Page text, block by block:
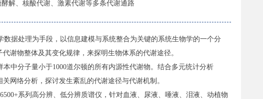
解、核酸代谢、激素代谢等多条代谢通路
据处理为手段，以信息建模与系统整合为关键的系统生物学的一个分
谢物整体及其变化规律，来探明生物体系的代谢途径。
中分子量小于1000道尔顿的所有内源性代谢物。结合多元统计分析
网络分析，探讨发生紊乱的代谢途径与代谢机制。
系列高分辨、低分辨质谱仪，针对血液、尿液、唾液、泪液、动植物